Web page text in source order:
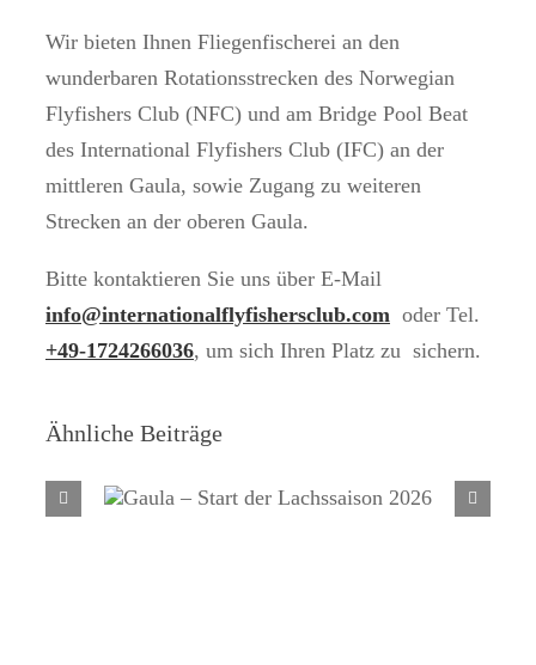
Wir bieten Ihnen Fliegenfischerei an den
wunderbaren Rotationsstrecken des Norwegian
Flyfishers Club (NFC) und am Bridge Pool Beat
des International Flyfishers Club (IFC) an der
mittleren Gaula, sowie Zugang zu weiteren
Strecken an der oberen Gaula.
Bitte kontaktieren Sie uns über E-Mail
info@internationalflyfishersclub.com oder Tel.
+49-1724266036, um sich Ihren Platz zu sichern.
Ähnliche Beiträge